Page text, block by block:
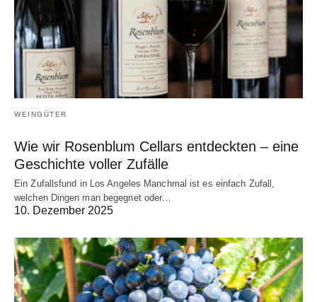
WEINGÜTER
Wie wir Rosenblum Cellars entdeckten – eine
Geschichte voller Zufälle
Ein Zufallsfund in Los Angeles Manchmal ist es einfach Zufall,
welchen Dingen man begegnet oder…
10. Dezember 2025